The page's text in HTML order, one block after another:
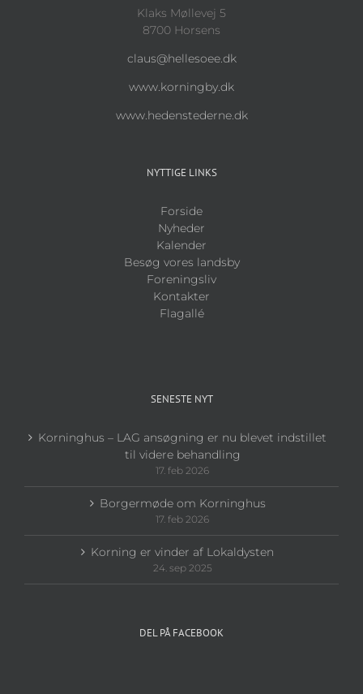
Klaks Møllevej 5
8700 Horsens
claus@hellesoee.dk
www.korningby.dk
www.hedenstederne.dk
NYTTIGE LINKS
Forside
Nyheder
Kalender
Besøg vores landsby
Foreningsliv
Kontakter
Flagallé
SENESTE NYT
Korninghus – LAG ansøgning er nu blevet indstillet
til videre behandling
17. feb 2026
Borgermøde om Korninghus
17. feb 2026
Korning er vinder af Lokaldysten
24. sep 2025
DEL PÅ FACEBOOK